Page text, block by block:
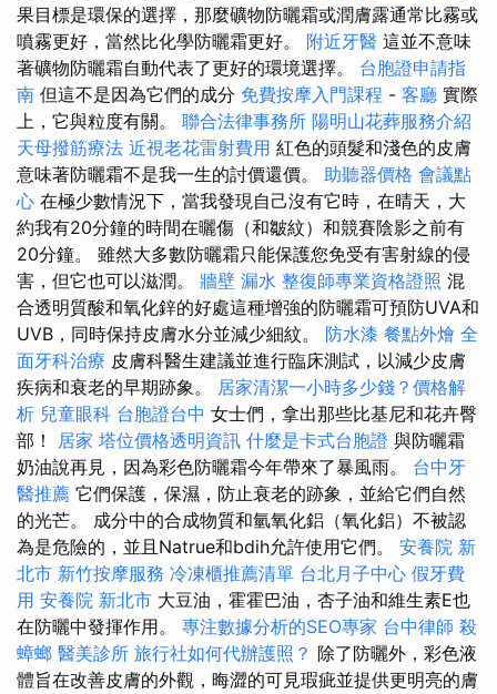
果目標是環保的選擇，那麼礦物防曬霜或潤膚露通常比霧或
噴霧更好，當然比化學防曬霜更好。 附近牙醫 這並不意味
著礦物防曬霜自動代表了更好的環境選擇。 台胞證申請指
南 但這不是因為它們的成分 免費按摩入門課程 - 客廳 實際
上，它與粒度有關。 聯合法律事務所 陽明山花葬服務介紹
天母撥筋療法 近視老花雷射費用 紅色的頭髮和淺色的皮膚
意味著防曬霜不是我一生的討價還價。 助聽器價格 會議點
心 在極少數情況下，當我發現自己沒有它時，在晴天，大
約我有20分鐘的時間在曬傷（和皺紋）和競賽陰影之前有
20分鐘。 雖然大多數防曬霜只能保護您免受有害射線的侵
害，但它也可以滋潤。 牆壁 漏水 整復師專業資格證照 混
合透明質酸和氧化鋅的好處這種增強的防曬霜可預防UVA和
UVB，同時保持皮膚水分並減少細紋。 防水漆 餐點外燴 全
面牙科治療 皮膚科醫生建議並進行臨床測試，以減少皮膚
疾病和衰老的早期跡象。 居家清潔一小時多少錢？價格解
析 兒童眼科 台胞證台中 女士們，拿出那些比基尼和花卉臀
部！ 居家 塔位價格透明資訊 什麼是卡式台胞證 與防曬霜
奶油說再見，因為彩色防曬霜今年帶來了暴風雨。 台中牙
醫推薦 它們保護，保濕，防止衰老的跡象，並給它們自然
的光芒。 成分中的合成物質和氫氧化鋁（氧化鋁）不被認
為是危險的，並且Natrue和bdih允許使用它們。 安養院 新
北市 新竹按摩服務 冷凍櫃推薦清單 台北月子中心 假牙費
用 安養院 新北市 大豆油，霍霍巴油，杏子油和維生素E也
在防曬中發揮作用。 專注數據分析的SEO專家 台中律師 殺
蟑螂 醫美診所 旅行社如何代辦護照？ 除了防曬外，彩色液
體旨在改善皮膚的外觀，晦澀的可見瑕疵並提供更明亮的膚